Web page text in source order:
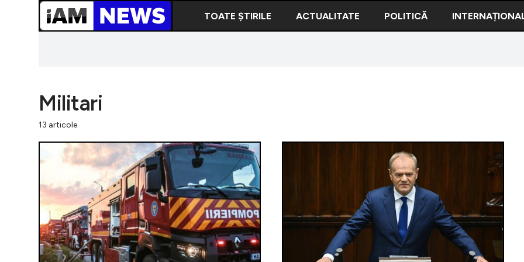
TOATE ȘTIRILE ACTUALITATE POLITICĂ
Militari
13 articole
Doi